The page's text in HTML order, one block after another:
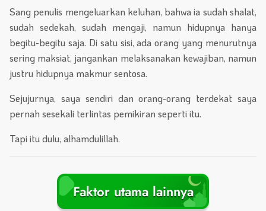
Sang penulis mengeluarkan keluhan, bahwa ia sudah shalat,
sudah sedekah, sudah mengaji, namun hidupnya hanya
begitu-begitu saja. Di satu sisi, ada orang yang menurutnya
sering maksiat, jangankan melaksanakan kewajiban, namun
justru hidupnya makmur sentosa.
Sejujurnya, saya sendiri dan orang-orang terdekat saya
pernah sesekali terlintas pemikiran seperti itu.
Tapi itu dulu, alhamdulillah.
Faktor utama lainnya